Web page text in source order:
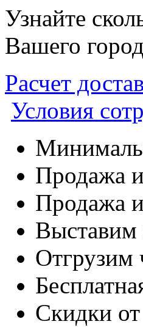
Узнайте
Вашего
Расчет
Условия
Продажа
Продажа
Выставим
Отгрузим
Скидки